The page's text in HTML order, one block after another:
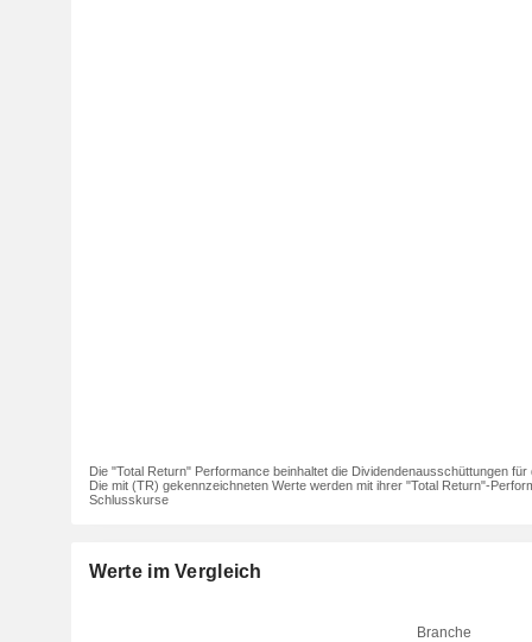
Die "Total Return" Performance beinhaltet die Dividendenausschüttungen
Die mit (TR) gekennzeichneten Werte werden mit ihrer "Total Return"-
Schlusskurse
Werte im Vergleich
Branche